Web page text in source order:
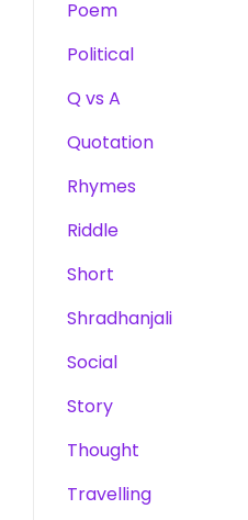
Poem
Political
Q vs A
Quotation
Rhymes
Riddle
Short
Shradhanjali
Social
Story
Thought
Travelling